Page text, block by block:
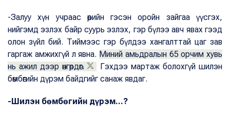
-Залуу хүн учраас өөрийн гэсэн оройн зайгаа үүсгэх,
нийгэмд эзлэх байр суурь эзлэх, гэр бүлээ авч явах гээд
олон зүйл бий. Тиймээс гэр бүлдээ хангалттай цаг зав
гаргаж амжихгүй л явна. Миний амьдралын 65 орчим хувь
нь ажил дээр өнгөрдөг.
Гэхдээ мартаж болохгүй шилэн
бөмбөгийн дүрэм байдгийг санаж явдаг.
-Шилэн бөмбөгийн дүрэм...?